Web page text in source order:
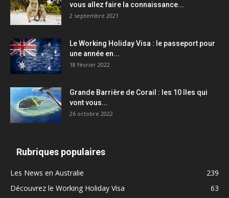
vous allez faire la connaissance...
2 septembre 2021
Le Working Holiday Visa : le passeport pour
une année en...
18 février 2022
Grande Barrière de Corail : les 10 îles qui
vont vous...
26 octobre 2022
Rubriques populaires
Les News en Australie
239
Découvrez le Working Holiday Visa
63